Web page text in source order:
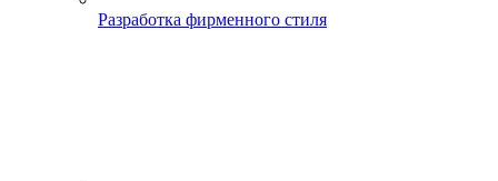
Разработка фирменного стиля